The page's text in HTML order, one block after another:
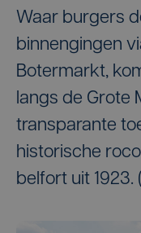
Waar burgers
binnengingen
Botermarkt,
langs de Grote
transparante
historische
belfort uit 1923. (